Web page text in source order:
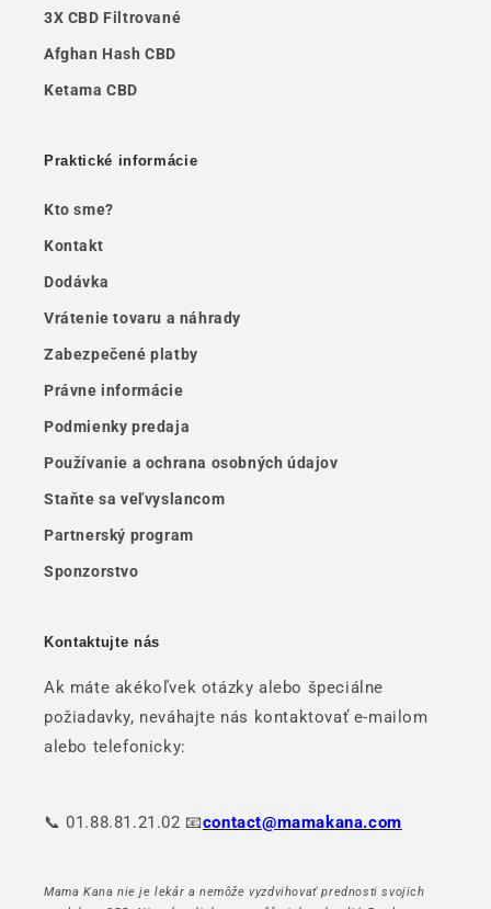
3X CBD Filtrované
Afghan Hash CBD
Ketama CBD
Praktické informácie
Kto sme?
Kontakt
Dodávka
Vrátenie tovaru a náhrady
Zabezpečené platby
Právne informácie
Podmienky predaja
Používanie a ochrana osobných údajov
Staňte sa veľvyslancom
Partnerský program
Sponzorstvo
Kontaktujte nás
Ak máte akékoľvek otázky alebo špeciálne
požiadavky, neváhajte nás kontaktovať e-mailom
alebo telefonicky:
📞 01.88.81.21.02 📧contact@mamakana.com
Mama Kana nie je lekár a nemôže vyzdvihovať prednosti svojich